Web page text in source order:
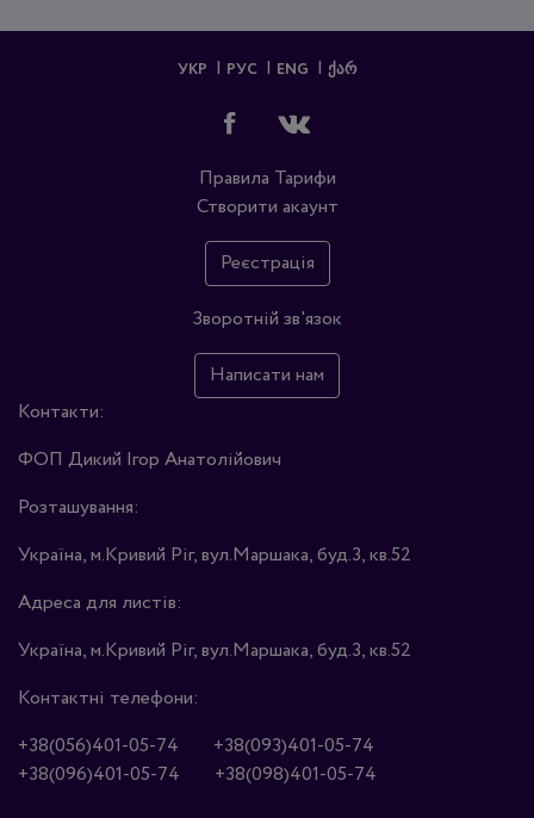
УКР РУС ENG ᲥᲐᲠ
Правила Тарифи
Створити акаунт
Реєстрація
Зворотній зв'язок
Написати нам
Контакти:
ФОП Дикий Ігор Анатолійович
Розташування:
Україна, м.Кривий Ріг, вул.Маршака, буд.3, кв.52
Адреса для листів:
Україна, м.Кривий Ріг, вул.Маршака, буд.3, кв.52
Контактні телефони:
+38(056)401-05-74
+38(093)401-05-74
+38(096)401-05-74
+38(098)401-05-74